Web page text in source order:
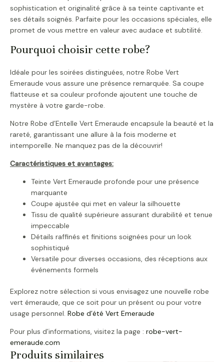
sophistication et originalité grâce à sa teinte captivante et
ses détails soignés. Parfaite pour les occasions spéciales, elle
promet de vous mettre en valeur avec audace et subtilité.
Pourquoi choisir cette robe?
Idéale pour les soirées distinguées, notre Robe Vert
Emeraude vous assure une présence remarquée. Sa coupe
flatteuse et sa couleur profonde ajoutent une touche de
mystère à votre garde-robe.
Notre Robe d’Entelle Vert Emeraude encapsule la beauté et la
rareté, garantissant une allure à la fois moderne et
intemporelle. Ne manquez pas de la découvrir!
Caractéristiques et avantages:
Teinte Vert Emeraude profonde pour une présence
marquante
Coupe ajustée qui met en valeur la silhouette
Tissu de qualité supérieure assurant durabilité et tenue
impeccable
Détails raffinés et finitions soignées pour un look
sophistiqué
Versatile pour diverses occasions, des réceptions aux
événements formels
Explorez notre sélection si vous envisagez une nouvelle robe
vert émeraude, que ce soit pour un présent ou pour votre
usage personnel. Robe d’été Vert Emeraude
Pour plus d’informations, visitez la page : robe-vert-
emeraude.com
Produits similaires